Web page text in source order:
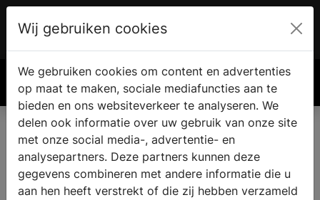
€ 0.00
Wij gebruiken cookies
We gebruiken cookies om content en advertenties
op maat te maken, sociale mediafuncties aan te
bieden en ons websiteverkeer te analyseren. We
delen ook informatie over uw gebruik van onze site
met onze social media-, advertentie- en
analysepartners. Deze partners kunnen deze
gegevens combineren met andere informatie die u
aan hen heeft verstrekt of die zij hebben verzameld